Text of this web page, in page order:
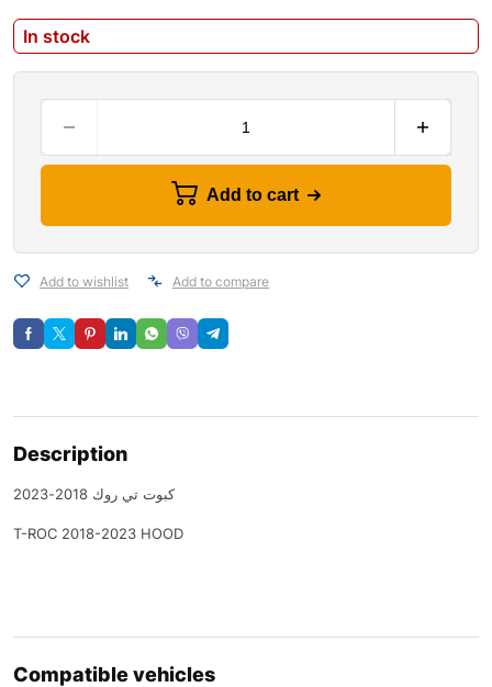
In stock
Add to cart
Add to wishlist Add to compare
Description
كبوت تي روك 2018-2023
T-ROC 2018-2023 HOOD
Compatible vehicles